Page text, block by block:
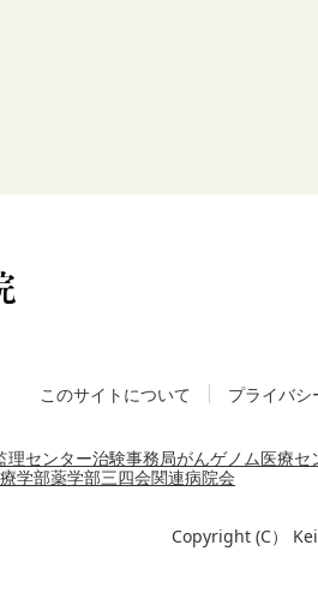
このサイトについて プライバシ
理センター治験事務局がんゲノム医療セ
学部薬学部三四会関連病院会
Copyright (C）